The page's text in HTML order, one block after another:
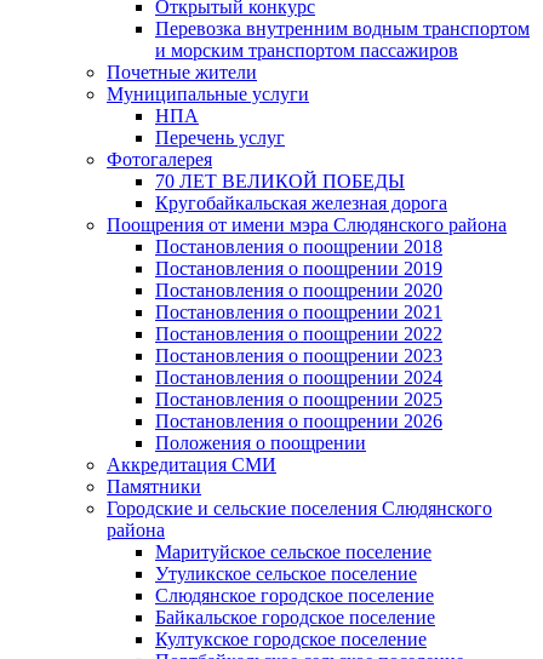
Открытый конкурс
Перевозка внутренним водным транспортом
и морским транспортом пассажиров
Почетные жители
Муниципальные услуги
НПА
Перечень услуг
Фотогалерея
70 ЛЕТ ВЕЛИКОЙ ПОБЕДЫ
Кругобайкальская железная дорога
Поощрения от имени мэра Слюдянского района
Постановления о поощрении 2018
Постановления о поощрении 2019
Постановления о поощрении 2020
Постановления о поощрении 2021
Постановления о поощрении 2022
Постановления о поощрении 2023
Постановления о поощрении 2024
Постановления о поощрении 2025
Постановления о поощрении 2026
Положения о поощрении
Аккредитация СМИ
Памятники
Городские и сельские поселения Слюдянского
района
Маритуйское сельское поселение
Утуликское сельское поселение
Слюдянское городское поселение
Байкальское городское поселение
Култукское городское поселение